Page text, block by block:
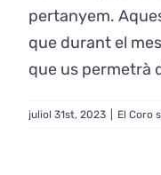
pertanyem.
que durant el
que us permetrà
juliol 31st, 2023 El Coro